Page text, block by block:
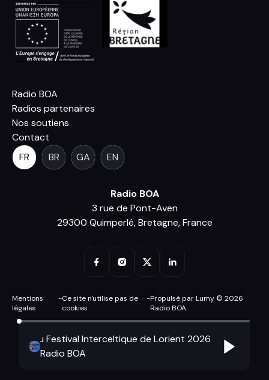
Radio BOA
Radios partenaires
Nos soutiens
Contact
FR
BR GA EN
Radio BOA
3 rue de Pont-Aven
29300 Quimperlé, Bretagne, France
Mentions
légales
-Ce site n'utilise pas de
cookies
-Propulsé par Lumy © 2026
Radio BOA
du Festival Interceltique de Lorient 2026
Le journal
Radio BOA